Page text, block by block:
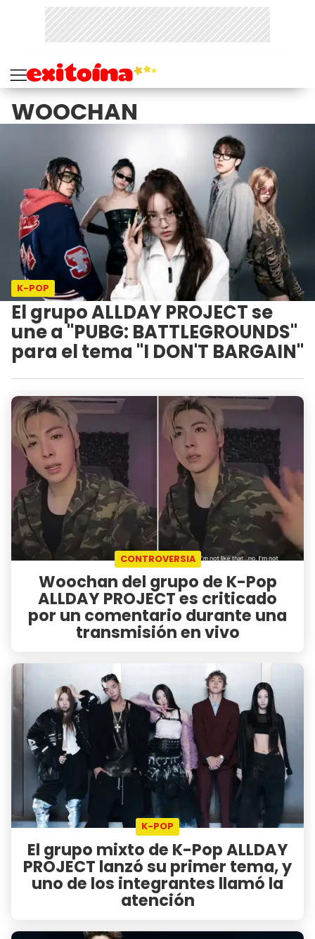
WOOCHAN
K-POP
El grupo ALLDAY PROJECT se
une a "PUBG: BATTLEGROUNDS"
para el tema "I DON'T BARGAIN"
CONTROVERSIA
Woochan del grupo de K-Pop
ALLDAY PROJECT es criticado
por un comentario durante una
transmisión en vivo
K-POP
El grupo mixto de K-Pop ALLDAY
PROJECT lanzó su primer tema, y
uno de los integrantes llamó la
atención